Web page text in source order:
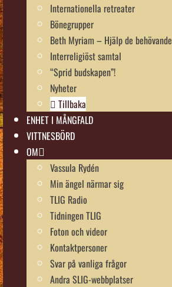
Internationella retreater
Bönegrupper
Beth Myriam – Hjälp de behövande
Interreligiöst samtal
“Sprid budskapen”!
Nyheter
Tillbaka
ENHET I MÅNGFALD
VITTNESBÖRD
OM
Vassula Rydén
Min ängel närmar sig
TLIG Radio
Tidningen TLIG
Foton och videor
Kontaktpersoner
Svar på vanliga frågor
Andra SLIG-webbplatser